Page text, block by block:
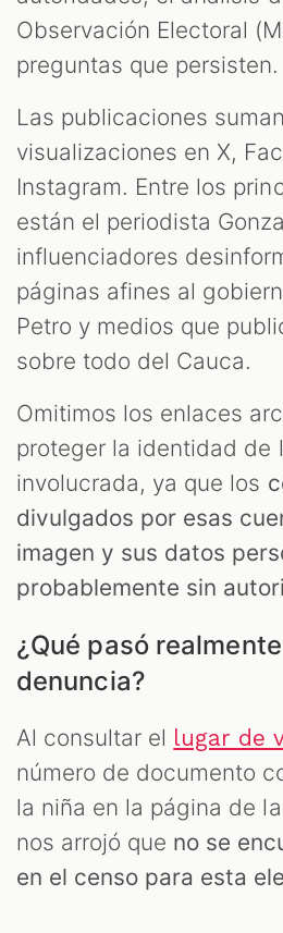
Observación Electoral
preguntas que persisten.
Las publicaciones
visualizaciones en X,
Instagram. Entre los
están el periodista
influenciadores
páginas afines al
Petro y medios que
sobre todo del Cauca.
Omitimos los enlaces
proteger la identidad de
involucrada, ya que los
divulgados por esas
imagen y sus datos
probablemente sin
¿Qué pasó
denuncia?
Al consultar el lugar de
número de documento
la niña en la página de
nos arrojó que no se
en el censo para esta